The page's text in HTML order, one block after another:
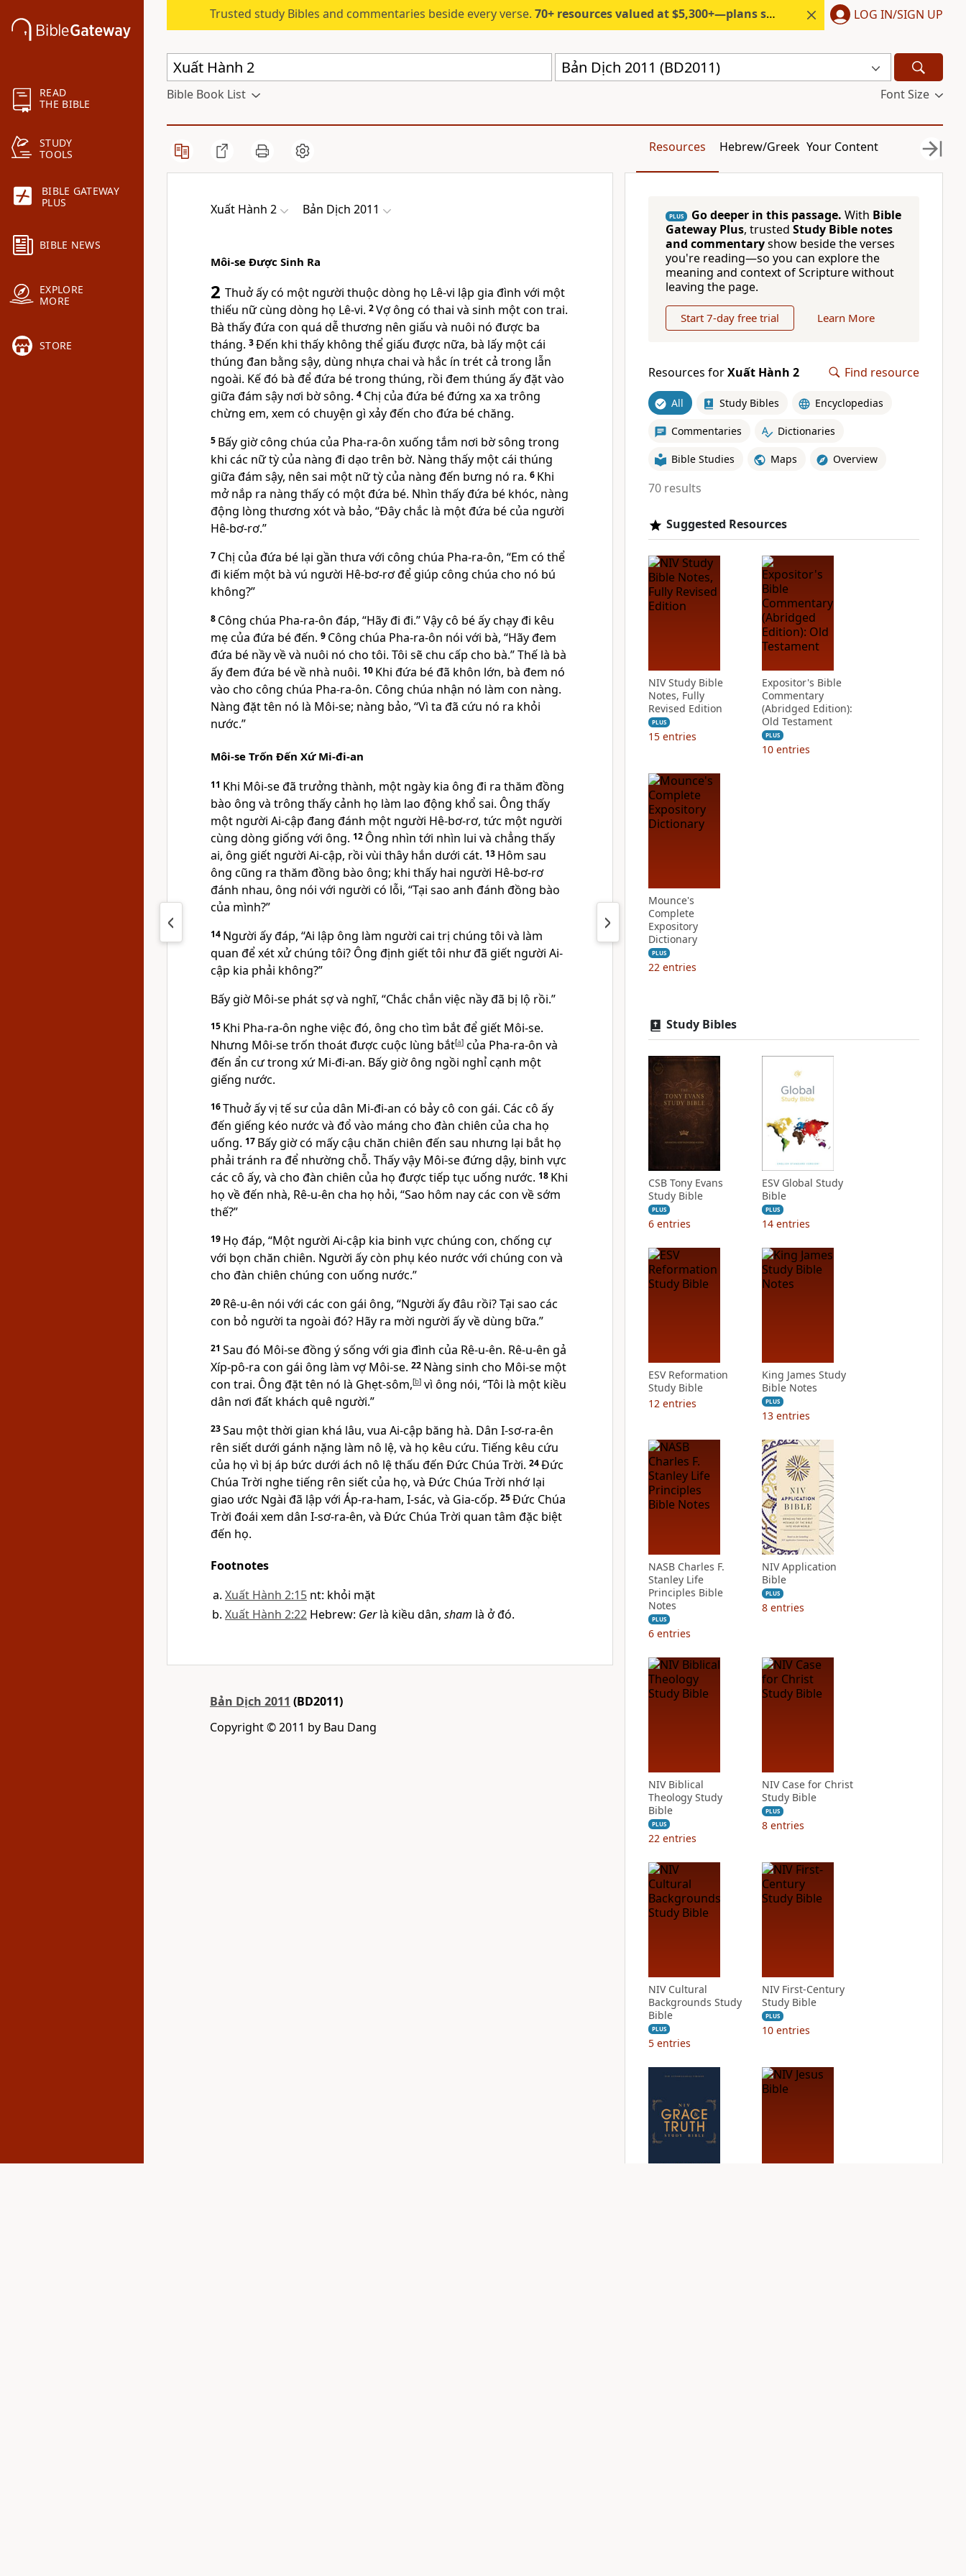
READ
THE BIBLE
STUDY
TOOLS
BIBLE GATEWAY
PLUS
BIBLE NEWS
EXPLORE
MORE
STORE
Trusted study Bibles and commentaries beside every verse. 70+ resources valued at $5,300+—plans start under $6/month. LOG IN/SIGN UP
Bản Dịch 2011 (BD2011)
Bible Book List Font Size
Resources Hebrew/Greek Your Content
Xuất Hành 2 Bản Dịch 2011
Môi-se Ðược Sinh Ra
2 Thuở ấy có một người thuộc dòng họ Lê-vi lập gia đình với một
thiếu nữ cùng dòng họ Lê-vi. 2Vợ ông có thai và sinh một con trai.
Bà thấy đứa con quá dễ thương nên giấu và nuôi nó được ba
tháng. 3Ðến khi thấy không thể giấu được nữa, bà lấy một cái
thúng đan bằng sậy, dùng nhựa chai và hắc ín trét cả trong lẫn
ngoài. Kế đó bà để đứa bé trong thúng, rồi đem thúng ấy đặt vào
giữa đám sậy nơi bờ sông. 4 Chị của đứa bé đứng xa xa trông
chừng em, xem có chuyện gì xảy đến cho đứa bé chăng.
5 Bấy giờ công chúa của Pha-ra-ôn xuống tắm nơi bờ sông trong
khi các nữ tỳ của nàng đi dạo trên bờ. Nàng thấy một cái thúng
giữa đám sậy, nên sai một nữ tỳ của nàng đến bưng nó ra. 6 Khi
mở nắp ra nàng thấy có một đứa bé. Nhìn thấy đứa bé khóc, nàng
động lòng thương xót và bảo, “Ðây chắc là một đứa bé của người
Hê-bơ-rơ.”
7 Chị của đứa bé lại gần thưa với công chúa Pha-ra-ôn, “Em có thể
đi kiếm một bà vú người Hê-bơ-rơ để giúp công chúa cho nó bú
không?”
8 Công chúa Pha-ra-ôn đáp, “Hãy đi đi.” Vậy cô bé ấy chạy đi kêu
mẹ của đứa bé đến. 9 Công chúa Pha-ra-ôn nói với bà, “Hãy đem
đứa bé nầy về và nuôi nó cho tôi. Tôi sẽ chu cấp cho bà.” Thế là bà
ấy đem đứa bé về nhà nuôi. 10 Khi đứa bé đã khôn lớn, bà đem nó
vào cho công chúa Pha-ra-ôn. Công chúa nhận nó làm con nàng.
Nàng đặt tên nó là Môi-se; nàng bảo, “Vì ta đã cứu nó ra khỏi
nước.”
Môi-se Trốn Ðến Xứ Mi-đi-an
11 Khi Môi-se đã trưởng thành, một ngày kia ông đi ra thăm đồng
bào ông và trông thấy cảnh họ làm lao động khổ sai. Ông thấy
một người Ai-cập đang đánh một người Hê-bơ-rơ, tức một người
cùng dòng giống với ông. 12 Ông nhìn tới nhìn lui và chẳng thấy
ai, ông giết người Ai-cập, rồi vùi thây hắn dưới cát. 13 Hôm sau
ông cũng ra thăm đồng bào ông; khi thấy hai người Hê-bơ-rơ
đánh nhau, ông nói với người có lỗi, “Tại sao anh đánh đồng bào
của mình?”
14 Người ấy đáp, “Ai lập ông làm người cai trị chúng tôi và làm
quan để xét xử chúng tôi? Ông định giết tôi như đã giết người Ai-
cập kia phải không?”
Bấy giờ Môi-se phát sợ và nghĩ, “Chắc chắn việc nầy đã bị lộ rồi.”
15 Khi Pha-ra-ôn nghe việc đó, ông cho tìm bắt để giết Môi-se.
Nhưng Môi-se trốn thoát được cuộc lùng bắt[a] của Pha-ra-ôn và
đến ẩn cư trong xứ Mi-đi-an. Bấy giờ ông ngồi nghỉ cạnh một
giếng nước.
16Thuở ấy vị tế sư của dân Mi-đi-an có bảy cô con gái. Các cô ấy
đến giếng kéo nước và đổ vào máng cho đàn chiên của cha họ
uống. 17 Bấy giờ có mấy cậu chăn chiên đến sau nhưng lại bắt họ
phải tránh ra để nhường chỗ. Thấy vậy Môi-se đứng dậy, binh vực
các cô ấy, và cho đàn chiên của họ được tiếp tục uống nước. 18 Khi
họ về đến nhà, Rê-u-ên cha họ hỏi, “Sao hôm nay các con về sớm
thế?”
19 Họ đáp, “Một người Ai-cập kia binh vực chúng con, chống cự
với bọn chăn chiên. Người ấy còn phụ kéo nước với chúng con và
cho đàn chiên chúng con uống nước.”
20 Rê-u-ên nói với các con gái ông, “Người ấy đâu rồi? Tại sao các
con bỏ người ta ngoài đó? Hãy ra mời người ấy về dùng bữa.”
21 Sau đó Môi-se đồng ý sống với gia đình của Rê-u-ên. Rê-u-ên gả
Xíp-pô-ra con gái ông làm vợ Môi-se. 22 Nàng sinh cho Môi-se một
con trai. Ông đặt tên nó là Ghẹt-sôm,[b] vì ông nói, “Tôi là một kiều
dân nơi đất khách quê người.”
23Sau một thời gian khá lâu, vua Ai-cập băng hà. Dân I-sơ-ra-ên
rên siết dưới gánh nặng làm nô lệ, và họ kêu cứu. Tiếng kêu cứu
của họ vì bị áp bức dưới ách nô lệ thấu đến Ðức Chúa Trời. 24Ðức
Chúa Trời nghe tiếng rên siết của họ, và Ðức Chúa Trời nhớ lại
giao ước Ngài đã lập với Áp-ra-ham, I-sác, và Gia-cốp. 25Ðức Chúa
Trời đoái xem dân I-sơ-ra-ên, và Ðức Chúa Trời quan tâm đặc biệt
đến họ.
Footnotes
Xuất Hành 2:15 nt: khỏi mặt
Xuất Hành 2:22 Hebrew: Gerlà kiều dân, sham là ở đó.
Bản Dịch 2011 (BD2011)
Copyright © 2011 by Bau Dang
PLUS Go deeper in this passage. With Bible
Gateway Plus, trusted Study Bible notes
and commentaryshow beside the verses
you're reading—so you can explore the
meaning and context of Scripture without
leaving the page.
Start 7-day free trial Learn More
Resources forXuất Hành 2 Find resource
All Study Bibles Encyclopedias
Commentaries Dictionaries
Bible Studies Maps Overview
70 results
Suggested Resources
NIV Study Bible
Notes, Fully
Revised Edition
PLUS
15 entries
Expositor's Bible
Commentary
(Abridged Edition):
Old Testament
PLUS
10 entries
Mounce's
Complete
Expository
Dictionary
PLUS
22 entries
Study Bibles
CSB Tony Evans
Study Bible
PLUS
6 entries
ESV Global Study
Bible
PLUS
14 entries
ESV Reformation
Study Bible
12 entries
King James Study
Bible Notes
PLUS
13 entries
NASB Charles F.
Stanley Life
Principles Bible
Notes
PLUS
6 entries
NIV Application
Bible
PLUS
8 entries
NIV Biblical
Theology Study
Bible
PLUS
22 entries
NIV Case for Christ
Study Bible
PLUS
8 entries
NIV Cultural
Backgrounds Study
Bible
PLUS
5 entries
NIV First-Century
Study Bible
PLUS
10 entries